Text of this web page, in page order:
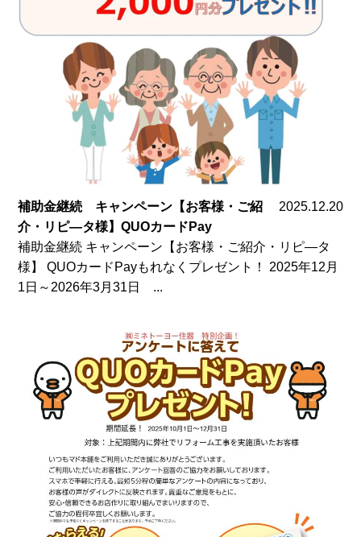
補助金継続 キャンペーン【お客様・ご紹
介・リピ―タ様】QUOカードPay
2025.12.20
補助金継続 キャンペーン【お客様・ご紹介・リピ―タ
様】 QUOカードPayもれなくプレゼント！ 2025年12月
1日～2026年3月31日 ...